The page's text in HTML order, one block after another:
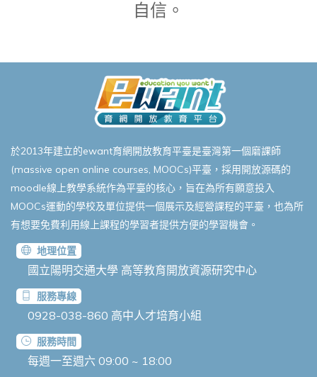
自信。
於2013年建立的ewant育網開放教育平臺是臺灣第一個磨課師
(massive open online courses, MOOCs)平臺，採用開放源碼的
moodle線上教學系統作為平臺的核心，旨在為所有願意投入
MOOCs運動的學校及單位提供一個展示及經營課程的平臺，也為所
有想要免費利用線上課程的學習者提供方便的學習機會。
地理位置
國立陽明交通大學 高等教育開放資源研究中心
服務專線
0928-038-860 高中人才培育小組
服務時間
每週一至週六 09:00 ~ 18:00